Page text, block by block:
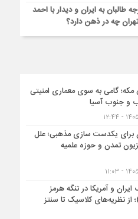
به ایران و دیدار با احمد
چه در ذهن دارد؟
مکه؛ گامی به سوی معماری امنیتی
و جنوب آسیا
برای یکدست سازی مذهبی؛ علل
تمدن و حوزه علمیه
و آمریکا در تنگه هرمز
۱۴۰۵)؛ از نظریه‌های کلاسیک تا سنتز